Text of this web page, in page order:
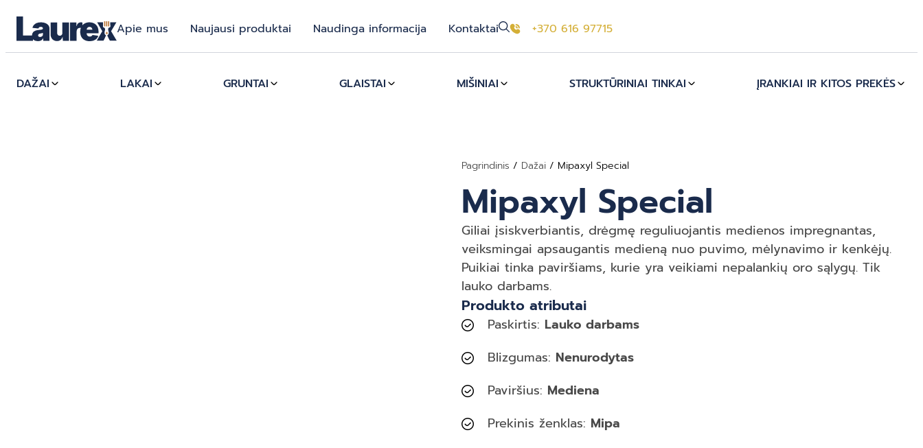
Apie mus Naujausi produktai Naudinga informacija Kontaktai +370 616 97715
DAŽAI LAKAI GRUNTAI GLAISTAI MIŠINIAI STRUKTŪRINIAI TINKAI ĮRANKIAI IR KITOS PREKĖS
Pagrindinis / Dažai / Mipaxyl Special
Mipaxyl Special
Giliai įsiskverbiantis, drėgmę reguliuojantis medienos impregnantas,
veiksmingai apsaugantis medieną nuo puvimo, mėlynavimo ir kenkėjų.
Puikiai tinka paviršiams, kurie yra veikiami nepalankių oro sąlygų. Tik
lauko darbams.
Produkto atributai
Paskirtis: Lauko darbams
Blizgumas: Nenurodytas
Paviršius: Mediena
Prekinis ženklas: Mipa